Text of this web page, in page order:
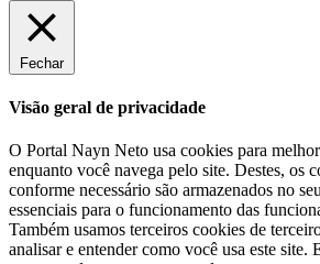
Fechar
Visão geral de privacidade
O Portal Nayn Neto usa cookies para
enquanto você navega pelo site. Destes, os
conforme necessário são armazenados no
essenciais para o funcionamento das
Também usamos terceiros cookies de
analisar e entender como você usa este site.